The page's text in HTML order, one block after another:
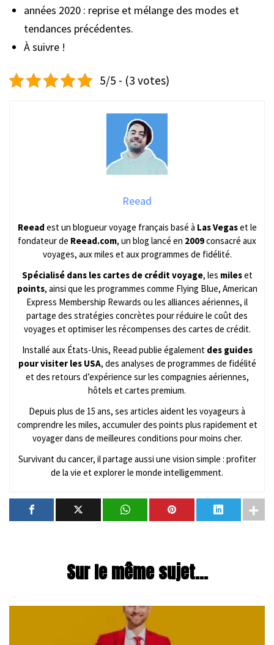
années 2020 : reprise et mélange des modes et
tendances précédentes.
À suivre !
5/5 - (3 votes)
Reead
Reead est un blogueur voyage français basé à Las Vegaset le
fondateur de Reead.com, un blog lancé en 2009consacré aux
voyages, aux miles et aux programmes de fidélité.
Spécialisé dans les cartes de crédit voyage, les mileset
points, ainsi que les programmes comme Flying Blue, American
Express Membership Rewards ou les alliances aériennes, il
partage des stratégies concrètes pour réduire le coût des
voyages et optimiser les récompenses des cartes de crédit.
Installé aux États-Unis, Reead publie également des guides
pour visiter les USA, des analyses de programmes de fidélité
et des retours d’expérience sur les compagnies aériennes,
hôtels et cartes premium.
Depuis plus de 15 ans, ses articles aident les voyageurs à
comprendre les miles, accumuler des points plus rapidement et
voyager dans de meilleures conditions pour moins cher.
Survivant du cancer, il partage aussi une vision simple : profiter
de la vie et explorer le monde intelligemment.
Sur le même sujet...